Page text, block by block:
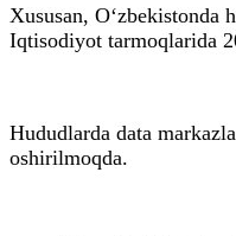
Xususan,
Iqtisodiyot tarmoqlarida
Hududlarda data
oshirilmoqda.